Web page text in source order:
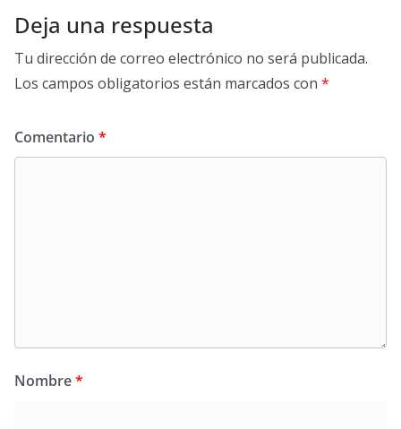
Deja una respuesta
Tu dirección de correo electrónico no será publicada.
Los campos obligatorios están marcados con *
Comentario *
Nombre*